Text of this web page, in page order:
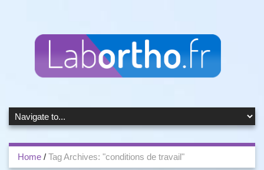
Home / Tag Archives: "conditions de travail"